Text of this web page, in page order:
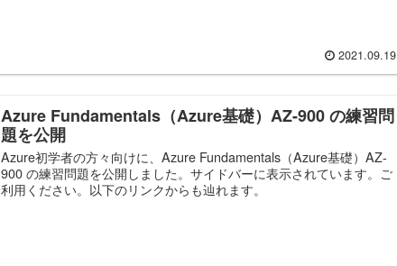
2021.09.19
Azure Fundamentals（Azure基礎）AZ-900 の練習問
題を公開
Azure初学者の方々向けに、Azure Fundamentals（Azure基礎）AZ-
900 の練習問題を公開しました。サイドバーに表示されています。ご
利用ください。以下のリンクからも辿れます。